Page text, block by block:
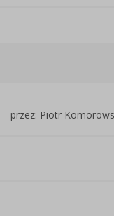
przez: Piotr